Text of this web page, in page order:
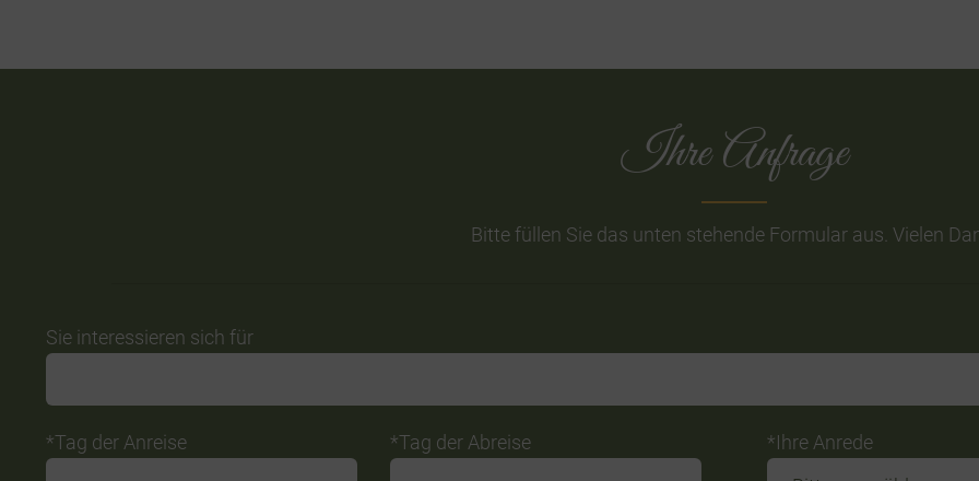
Ihre Anfrage
Bitte füllen Sie das unten stehende Formular aus. Vielen
Do
not
field
Sie interessieren sich für
*Tag der Anreise *Tag der Abreise *Ihre Anrede